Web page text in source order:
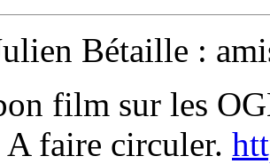
Bétaille :
film sur les
A faire circuler.